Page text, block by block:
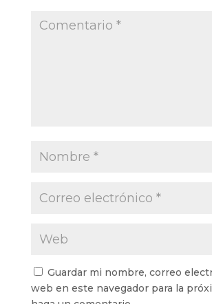
Guardar mi nombre, correo
web en este navegador para la